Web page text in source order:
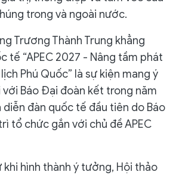
trong và ngoài nước.
Trương Thành Trung khẳng
tế “APEC 2027 - Nâng tầm phát
Phú Quốc” là sự kiện mang ý
Báo Đại đoàn kết trong năm
đàn quốc tế đầu tiên do Báo
tổ chức gắn với chủ đề APEC
khi hình thành ý tưởng, Hội thảo